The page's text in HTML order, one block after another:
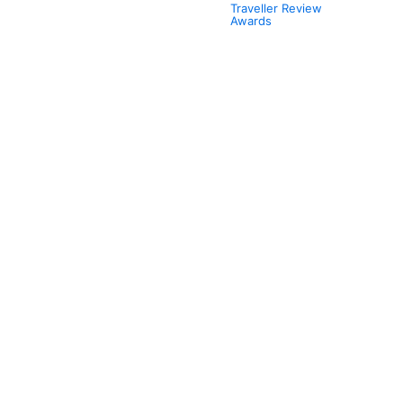
Traveller Review
Awards